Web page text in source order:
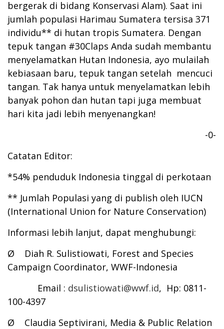
bergerak di bidang Konservasi Alam). Saat ini
jumlah populasi Harimau Sumatera tersisa 371
individu** di hutan tropis Sumatera. Dengan
tepuk tangan #30Claps Anda sudah membantu
menyelamatkan Hutan Indonesia, ayo mulailah
kebiasaan baru, tepuk tangan setelah mencuci
tangan. Tak hanya untuk menyelamatkan lebih
banyak pohon dan hutan tapi juga membuat
hari kita jadi lebih menyenangkan!
-0-
Catatan Editor:
*54% penduduk Indonesia tinggal di perkotaan
** Jumlah Populasi yang di publish oleh IUCN
(International Union for Nature Conservation)
Informasi lebih lanjut, dapat menghubungi:
Ø Diah R. Sulistiowati, Forest and Species
Campaign Coordinator, WWF-Indonesia
Email : dsulistiowati@wwf.id, Hp: 0811-
100-4397
Ø Claudia Septivirani, Media & Public Relation